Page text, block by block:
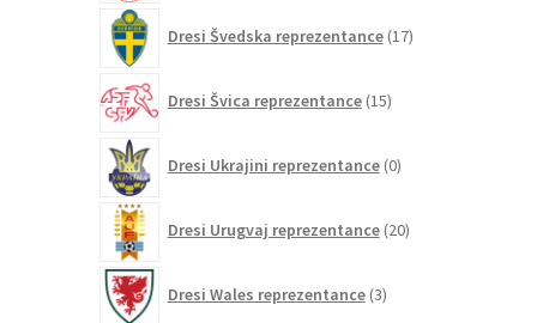
Dresi Švedska reprezentance 17izdelkov
Dresi Švica reprezentance 15izdelkov
Dresi Ukrajini reprezentance 0izdelkov
Dresi Urugvaj reprezentance 20izdelkov
Dresi Wales reprezentance 3izdelki